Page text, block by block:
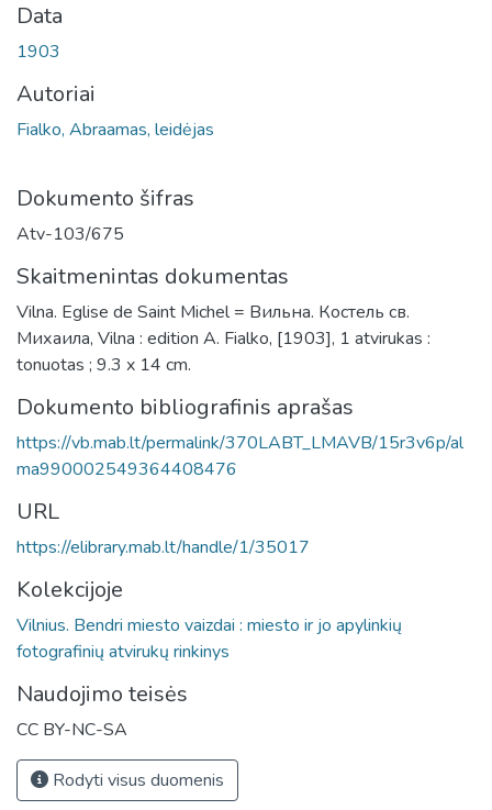
Data
1903
Autoriai
Fialko, Abraamas, leidėjas
Dokumento šifras
Atv-103/675
Skaitmenintas dokumentas
Vilna. Eglise de Saint Michel = Вильна. Костель св.
Михаила, Vilna : edition A. Fialko, [1903], 1 atvirukas :
tonuotas ; 9.3 x 14 cm.
Dokumento bibliografinis aprašas
https://vb.mab.lt/permalink/370LABT_LMAVB/15r3v6p/al
ma990002549364408476
URL
https://elibrary.mab.lt/handle/1/35017
Kolekcijoje
Vilnius. Bendri miesto vaizdai : miesto ir jo apylinkių
fotografinių atvirukų rinkinys
Naudojimo teisės
CC BY-NC-SA
Rodyti visus duomenis